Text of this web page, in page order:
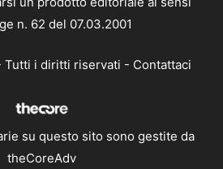
n. 62 del 07.03.2001
i diritti riservati - Contattaci
su questo sito sono gestite da
theCoreAdv